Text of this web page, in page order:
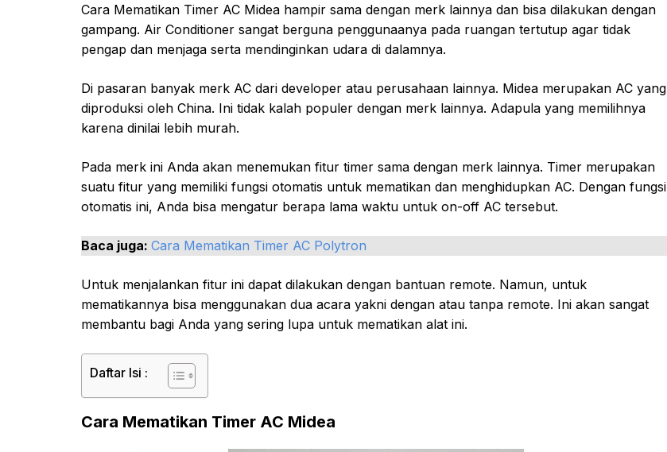
Cara Mematikan Timer AC Midea hampir sama dengan merk lainnya dan bisa dilakukan dengan
gampang. Air Conditioner sangat berguna penggunaanya pada ruangan tertutup agar tidak
pengap dan menjaga serta mendinginkan udara di dalamnya.
Di pasaran banyak merk AC dari developer atau perusahaan lainnya. Midea merupakan AC yang
diproduksi oleh China. Ini tidak kalah populer dengan merk lainnya. Adapula yang memilihnya
karena dinilai lebih murah.
Pada merk ini Anda akan menemukan fitur timer sama dengan merk lainnya. Timer merupakan
suatu fitur yang memiliki fungsi otomatis untuk mematikan dan menghidupkan AC. Dengan fungsi
otomatis ini, Anda bisa mengatur berapa lama waktu untuk on-off AC tersebut.
Baca juga: Cara Mematikan Timer AC Polytron
Untuk menjalankan fitur ini dapat dilakukan dengan bantuan remote. Namun, untuk
mematikannya bisa menggunakan dua acara yakni dengan atau tanpa remote. Ini akan sangat
membantu bagi Anda yang sering lupa untuk mematikan alat ini.
Daftar Isi :
Cara Mematikan Timer AC Midea